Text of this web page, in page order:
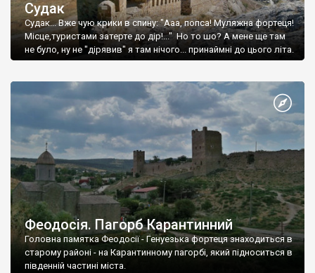
Судак
Судак... Вже чую крики в спину: "Ааа, попса! Муляжна фортеця!
Місце,туристами затерте до дір!..." Но то шо? А мене ще там
не було, ну не "дірявив" я там нічого... принаймні до цього літа.
Феодосія. Пагорб Карантинний
Головна памятка Феодосії - Генуезька фортеця знаходиться в
старому районі - на Карантинному пагорбі, який підноситься в
південній частині міста.